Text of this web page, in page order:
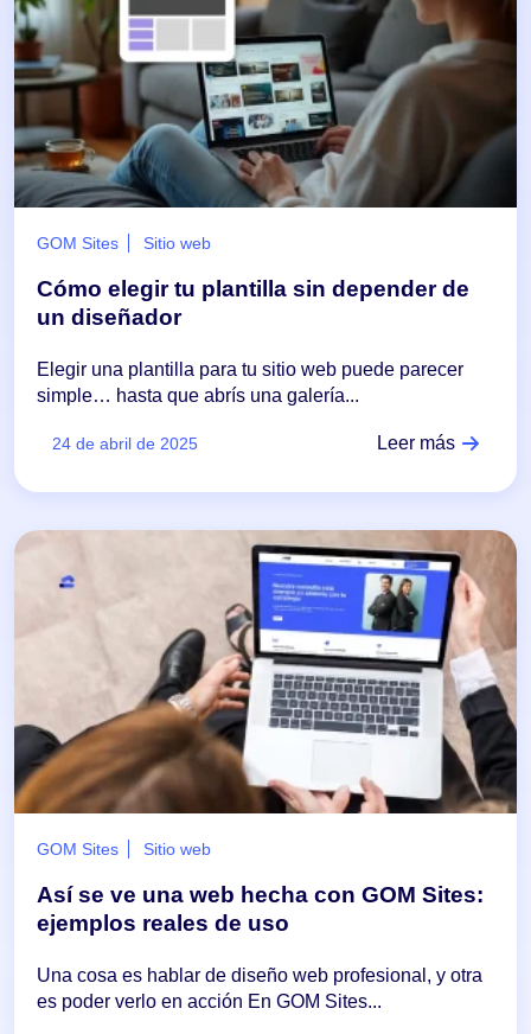
GOM Sites Sitio web
Cómo elegir tu plantilla sin depender de
un diseñador
Elegir una plantilla para tu sitio web puede parecer
simple… hasta que abrís una galería...
24 de abril de 2025 Leer más
GOM Sites Sitio web
Así se ve una web hecha con GOM Sites:
ejemplos reales de uso
Una cosa es hablar de diseño web profesional, y otra
es poder verlo en acción En GOM Sites...